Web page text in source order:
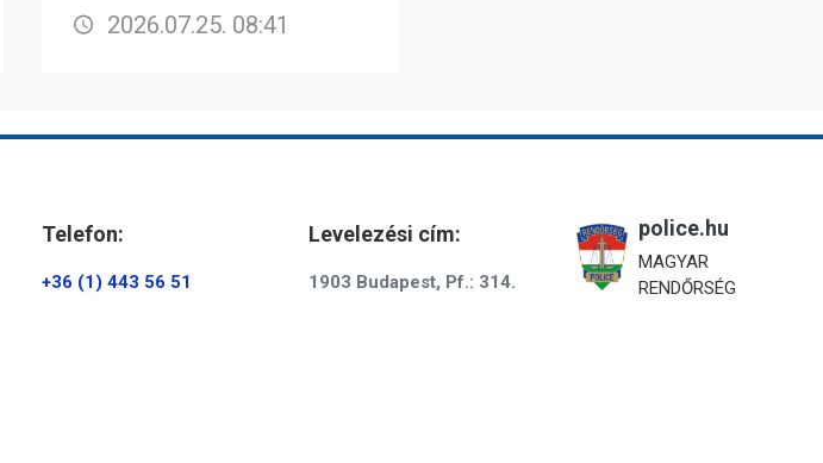
2026.07.25. 08:41
Telefon:
+36 (1) 443 56 51
Levelezési cím:
1903 Budapest, Pf.: 314.
police.hu
MAGYAR
RENDŐRSÉG